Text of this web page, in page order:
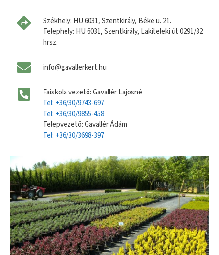
Székhely: HU 6031, Szentkirály, Béke u. 21.
Telephely: HU 6031, Szentkirály, Lakiteleki út 0291/32
hrsz.
info@gavallerkert.hu
Faiskola vezető: Gavallér Lajosné
Tel: +36/30/9743-697
Tel: +36/30/9855-458
Telepvezető: Gavallér Ádám
Tel: +36/30/3698-397